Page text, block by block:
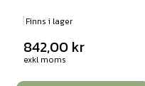
Finns i lager
842,00 kr
exkl moms